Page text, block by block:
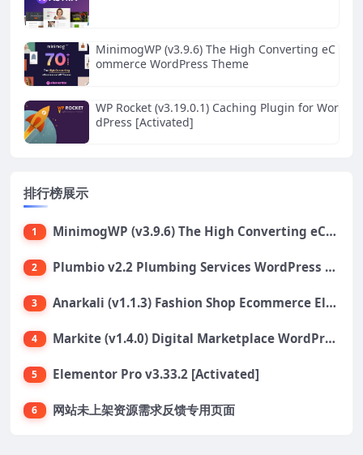
MinimogWP (v3.9.6) The High Converting eC
ommerce WordPress Theme
WP Rocket (v3.19.0.1) Caching Plugin for Wor
dPress [Activated]
排行榜展示
1 MinimogWP (v3.9.6) The High Converting eCommerce WordPress Theme
2 Plumbio v2.2 Plumbing Services WordPress Theme
3 Anarkali (v1.1.3) Fashion Shop Ecommerce Elementor Theme
4 Markite (v1.4.0) Digital Marketplace WordPress Theme
5 Elementor Pro v3.33.2 [Activated]
6 网站未上架资源需求反馈专用页面